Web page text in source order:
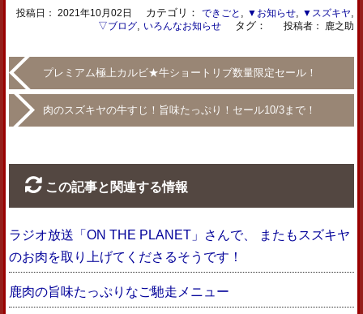
投稿日： 2021年10月02日 カテゴリ： できごと ▼お知らせ, ▼スズキヤ
▽ブログ, いろんなお知らせタグ： 投稿者： 鹿之助
プレミアム極上カルビ★牛ショートリブ数量限定セール！
肉のスズキヤの牛すじ！旨味たっぷり！セール10/3まで！
この記事と関連する情報
ラジオ放送「ON THE PLANET」さんで、 またもスズキヤ
のお肉を取り上げてくださるそうです！
鹿肉の旨味たっぷりなご馳走メニュー